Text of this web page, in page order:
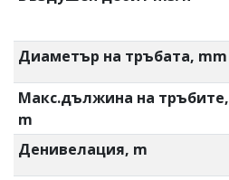
Диаметър на тръбата, mm
Макс.дължина на тръбите,
m
Денивелация, m